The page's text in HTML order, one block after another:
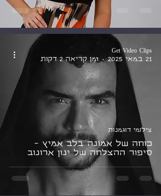
כוחה של אמונה בלב אמיץ -
סיפור ההצלחה של ינון ארונוב
צילומי דוגמנות
Get Video Clips
21 במאי 2025
זמן קריאה 2 דקות